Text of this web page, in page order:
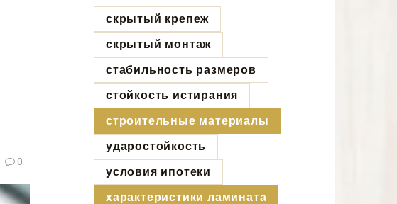
0
скрытый крепеж
скрытый монтаж
стабильность размеров
стойкость истирания
строительные материалы
ударостойкость
условия ипотеки
характеристики ламината